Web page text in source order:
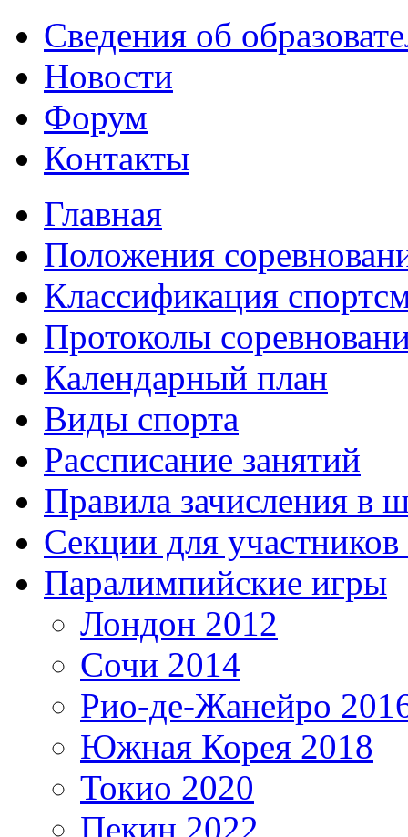
Сведения об
Новости
Форум
Контакты
Главная
Положения
Классификация
Протоколы
Календарный план
Виды спорта
Рассписание занятий
Правила зачисления в
Секции для
Паралимпийские игры
Лондон 2012
Сочи 2014
Рио-де-Жанейро
Южная Корея 2018
Токио 2020
Пекин 2022